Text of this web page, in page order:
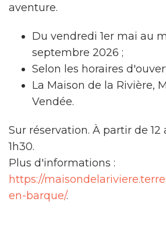
aventure.
Du vendredi 1er mai au
septembre 2026 ;
Selon les horaires
La Maison de la Rivière,
Vendée.
Sur réservation. À partir de 12
1h30.
Plus d'informations :
https://
en-barque/.